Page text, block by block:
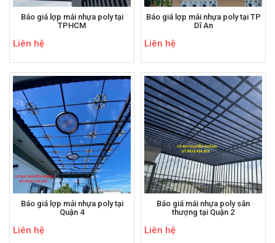
Báo giá lợp mái nhựa poly tại
TPHCM
Liên hệ
Báo giá lợp mái nhựa poly tại TP
Dĩ An
Liên hệ
Báo giá lợp mái nhựa poly tại
Quận 4
Liên hệ
Báo giá mái nhựa poly sân
thượng tại Quận 2
Liên hệ